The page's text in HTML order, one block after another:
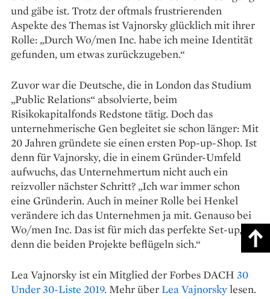
und gäbe ist. Trotz der oftmals frustrierenden
Aspekte des Themas ist Vajnorsky glücklich mit ihrer
­Rolle: „Durch Wo/men Inc. habe ich ­meine Identität
gefunden, um ­etwas zurückzugeben.“
Zuvor war die Deutsche, die in London das Studium
„Public Relations“ absolvierte, beim
Risikokapitalfonds Redstone tätig. Doch das
unternehmerische Gen begleitet sie schon länger: Mit
20 Jahren ­gründete sie einen ersten Pop-up-Shop. Ist
denn für Vajnorsky, die in einem Gründer-Umfeld
aufwuchs, das Unternehmertum nicht auch ein
reizvoller nächster Schritt? „Ich war immer schon
eine Gründerin. Auch in meiner Rolle bei ­Henkel
verändere ich das Unternehmen ja mit. Genauso bei
Wo/men Inc. Das ist für mich das perfekte Set-up,
denn die beiden Projekte beflügeln sich.“
Lea Vajnorsky ist ein Mitglied der Forbes DACH 30
Under 30-Liste 2019. Mehr überLea Vajnorskylesen.